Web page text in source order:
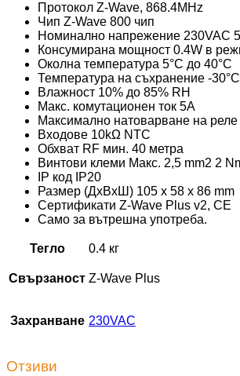
Протокол Z-Wave, 868.4MHz
Чип Z-Wave 800 чип
Номинално напрежение 230VAC
Консумирана мощност 0.4W в
Околна температура 5°C до 40°C
Температура на съхранение -
Влажност 10% до 85% RH
Макс. комутационен ток 5А
Максимално натоварване на
Входове 10kΩ NTC
Обхват RF мин. 40 метра
Винтови клеми Макс. 2,5 mm2 2
IP код IP20
Размер (ДxВxШ) 105 x 58 x 86 mm
Сертификати Z-Wave Plus v2, CE
Само за вътрешна употреба.
Тегло 0.4 кг
Свързаност Z-Wave Plus
Захранване 230VAC
Отзиви